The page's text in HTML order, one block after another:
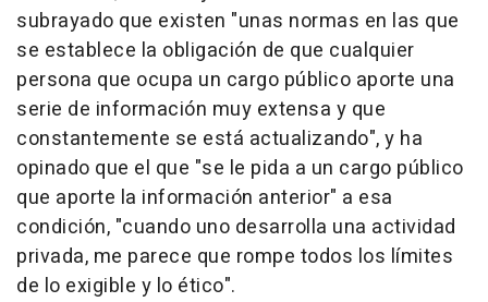
subrayado que existen "unas normas en las que
se establece la obligación de que cualquier
persona que ocupa un cargo público aporte una
serie de información muy extensa y que
constantemente se está actualizando", y ha
opinado que el que "se le pida a un cargo público
que aporte la información anterior" a esa
condición, "cuando uno desarrolla una actividad
privada, me parece que rompe todos los límites
de lo exigible y lo ético".